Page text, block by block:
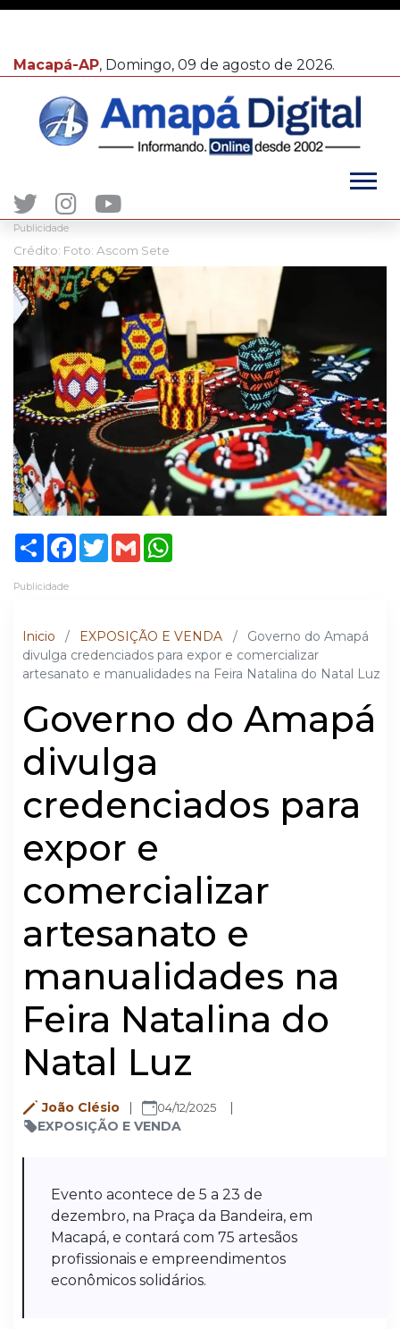
Macapá-AP, Domingo, 09 de agosto de 2026.
Publicidade
Crédito: Foto: Ascom Sete
ShareFacebook
TwitterGmail
Publicidade
Inicio / EXPOSIÇÃO E VENDA /
Governo do Amapá
divulga credenciados para expor e comercializar
artesanato e manualidades na Feira Natalina do Natal Luz
Governo do Amapá
divulga
credenciados para
expor e
comercializar
artesanato e
manualidades na
Feira Natalina do
Natal Luz
João Clésio 04/12/2025
EXPOSIÇÃO E VENDA
Evento acontece de 5 a 23 de
dezembro, na Praça da Bandeira, em
Macapá, e contará com 75 artesãos
profissionais e empreendimentos
econômicos solidários.